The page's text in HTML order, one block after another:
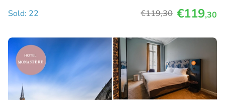
Sold: 22
€119,30 €119,30